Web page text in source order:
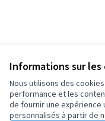
Informations sur
Nous utilisons des
performance et les
de fournir une expérience
personnalisés à partir de